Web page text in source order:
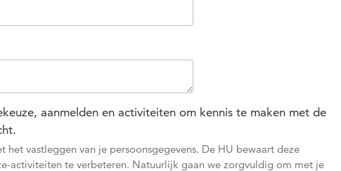
aanmelden en activiteiten om kennis te maken met de
vastleggen van je persoonsgegevens. De HU bewaart deze
activiteiten te verbeteren. Natuurlijk gaan we zorgvuldig om met je